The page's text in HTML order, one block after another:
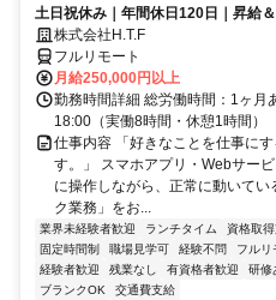
土日祝休み｜年間休日120日｜昇給
株式会社H.T.F
フルリモート
月給250,000円以上
勤務時間詳細 総労働時間：1ヶ月
18:00（実働8時間・休憩1時間）
仕事内容 「好きなことを仕事に
す。」 スマホアプリ・Webサー
に操作しながら、正常に動いて
ク業務」をお...
業界未経験者歓迎 ランチタイム 資格取
固定時間制
職場見学可 経験不問 フルリ
経験者歓迎
残業なし 有資格者歓迎 研修
ブランクOK
交通費支給